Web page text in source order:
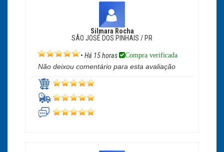
Silmara Rocha
SÃO JOSÉ DOS PINHAIS / PR
• Há 15 horas Compra verificada
Não deixou comentário para esta avaliação